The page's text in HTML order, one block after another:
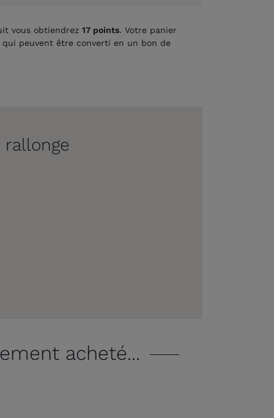
vous obtiendrez 17 points. Votre panier
qui peuvent être converti en un bon de
acheté...